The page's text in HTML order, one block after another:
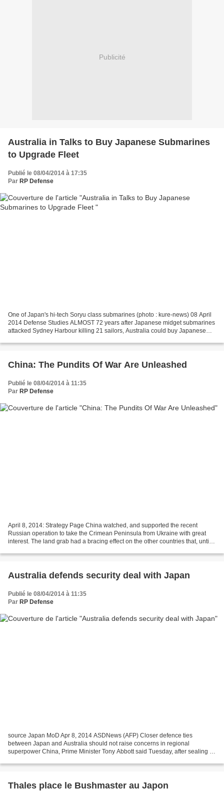
Publicité
Australia in Talks to Buy Japanese Submarines
to Upgrade Fleet
Publié le 08/04/2014 à 17:35
Par RP Defense
One of Japan's hi-tech Soryu class submarines (photo : kure-news) 08 April
2014 Defense Studies ALMOST 72 years after Japanese midget submarines
attacked Sydney Harbour killing 21 sailors, Australia could buy Japanese
China: The Pundits Of War Are Unleashed
Publié le 08/04/2014 à 11:35
Par RP Defense
April 8, 2014: Strategy Page China watched, and supported the recent
Russian operation to take the Crimean Peninsula from Ukraine with great
interest. The land grab had a bracing effect on the other countries that, until
Australia defends security deal with Japan
Publié le 08/04/2014 à 11:35
Par RP Defense
source Japan MoD Apr 8, 2014 ASDNews (AFP) Closer defence ties
between Japan and Australia should not raise concerns in regional
superpower China, Prime Minister Tony Abbott said Tuesday, after sealing a
Thales place le Bushmaster au Japon